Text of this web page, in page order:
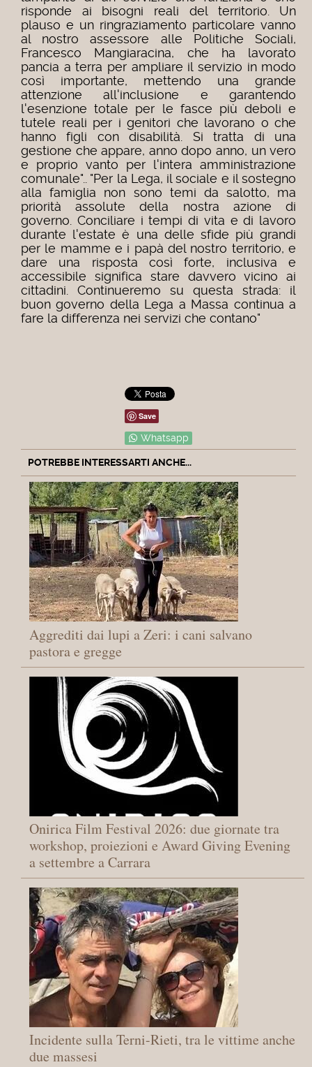
risponde ai bisogni reali del territorio. Un
plauso e un ringraziamento particolare vanno
al nostro assessore alle Politiche Sociali,
Francesco Mangiaracina, che ha lavorato
pancia a terra per ampliare il servizio in modo
così importante, mettendo una grande
attenzione all'inclusione e garantendo
l'esenzione totale per le fasce più deboli e
tutele reali per i genitori che lavorano o che
hanno figli con disabilità. Si tratta di una
gestione che appare, anno dopo anno, un vero
e proprio vanto per l'intera amministrazione
comunale".. "Per la Lega, il sociale e il sostegno
alla famiglia non sono temi da salotto, ma
priorità assolute della nostra azione di
governo. Conciliare i tempi di vita e di lavoro
durante l'estate è una delle sfide più grandi
per le mamme e i papà del nostro territorio, e
dare una risposta così forte, inclusiva e
accessibile significa stare davvero vicino ai
cittadini. Continueremo su questa strada: il
buon governo della Lega a Massa continua a
fare la differenza nei servizi che contano"
Save
Whatsapp
POTREBBE INTERESSARTI ANCHE...
Aggrediti dai lupi a Zeri: i cani salvano
pastora e gregge
Onirica Film Festival 2026: due giornate tra
workshop, proiezioni e Award Giving Evening
a settembre a Carrara
Incidente sulla Terni-Rieti, tra le vittime anche
due massesi